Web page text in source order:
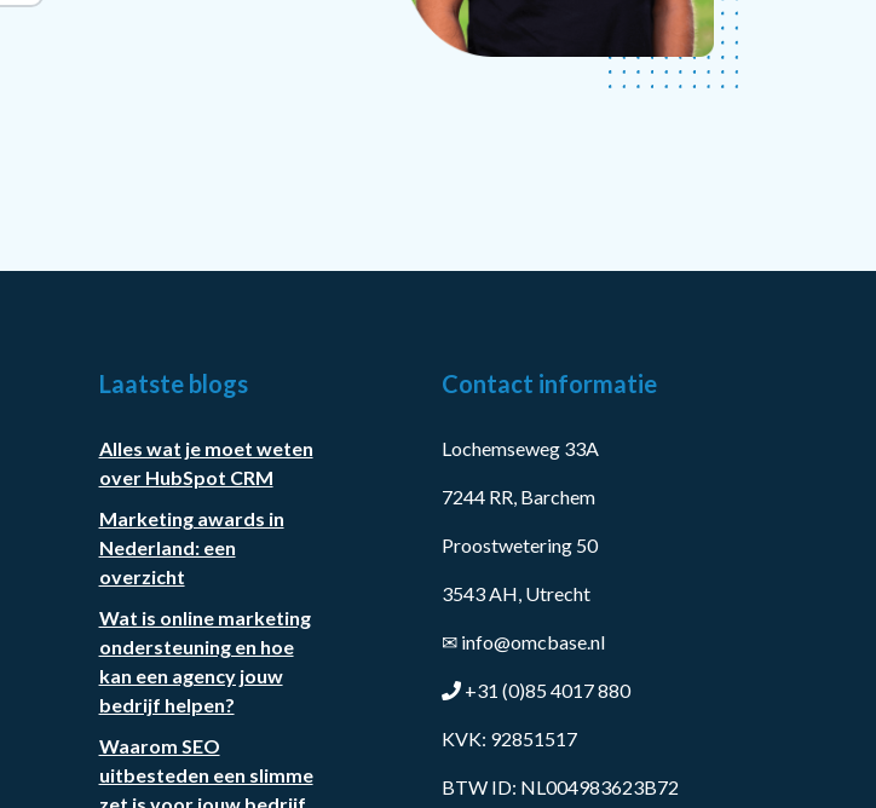
Laatste blogs
Alles wat je moet weten
over HubSpot CRM
Marketing awards in
Nederland: een
overzicht
Wat is online marketing
ondersteuning en hoe
kan een agency jouw
bedrijf helpen?
Waarom SEO
uitbesteden een slimme
zet is voor jouw bedrijf
Contact informatie
Lochemseweg 33A
7244 RR, Barchem
Proostwetering 50
3543 AH, Utrecht
✉ info@omcbase.nl
+31 (0)85 4017 880
KVK: 92851517
BTW ID: NL004983623B72